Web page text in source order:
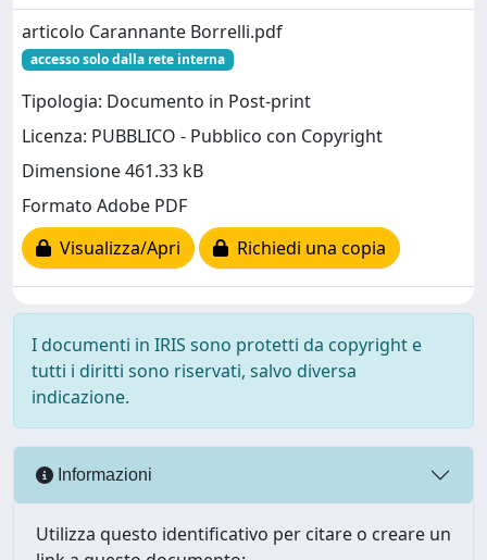
articolo Carannante Borrelli.pdf
accesso solo dalla rete interna
Tipologia: Documento in Post-print
Licenza: PUBBLICO - Pubblico con Copyright
Dimensione 461.33 kB
Formato Adobe PDF
Visualizza/Apri
Richiedi una copia
I documenti in IRIS sono protetti da copyright e
tutti i diritti sono riservati, salvo diversa
indicazione.
Informazioni
Utilizza questo identificativo per citare o creare un